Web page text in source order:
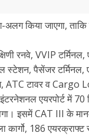
किया जाएगा,
रनवे, VVIP टर्मिनल,
स्टेशन, पैसेंजर टर्मिनल,
ATC टावर व Cargo
एयरपोर्ट में 70
इसमें CAT III के
कार्गो, 186